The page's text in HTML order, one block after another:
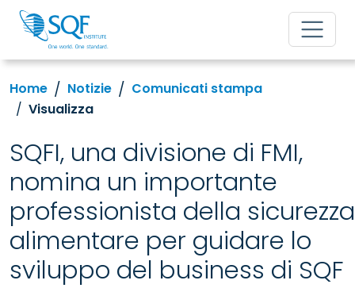
Home Notizie
Comunicati stampa
Visualizza
SQFI, una divisione di FMI,
nomina un importante
professionista della sicurezza
alimentare per guidare lo
sviluppo del business di SQF